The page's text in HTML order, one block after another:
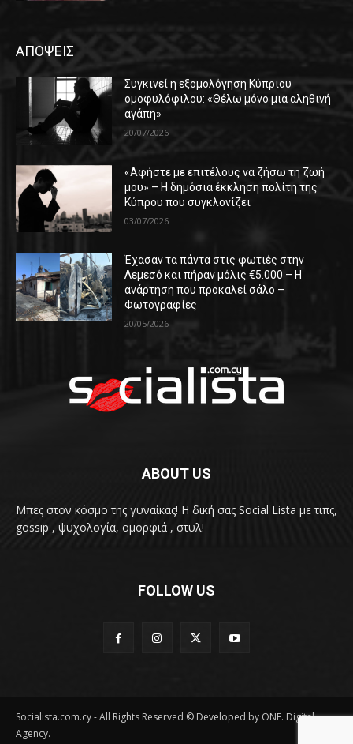
ΑΠΟΨΕΙΣ
Συγκινεί η εξομολόγηση Κύπριου
ομοφυλόφιλου: «Θέλω μόνο μια αληθινή
αγάπη»
20/07/2026
«Αφήστε με επιτέλους να ζήσω τη ζωή
μου» – Η δημόσια έκκληση πολίτη της
Κύπρου που συγκλονίζει
03/07/2026
Έχασαν τα πάντα στις φωτιές στην
Λεμεσό και πήραν μόλις €5.000 – Η
ανάρτηση που προκαλεί σάλο –
Φωτογραφίες
20/05/2026
ABOUT US
Μπες στον κόσμο της γυναίκας! H δική σας Social Lista με τιπς,
gossip , ψυχολογία, ομορφιά , στυλ!
FOLLOW US
Socialista.com.cy - All Rights Reserved © Developed by ONE. Digital
Agency.